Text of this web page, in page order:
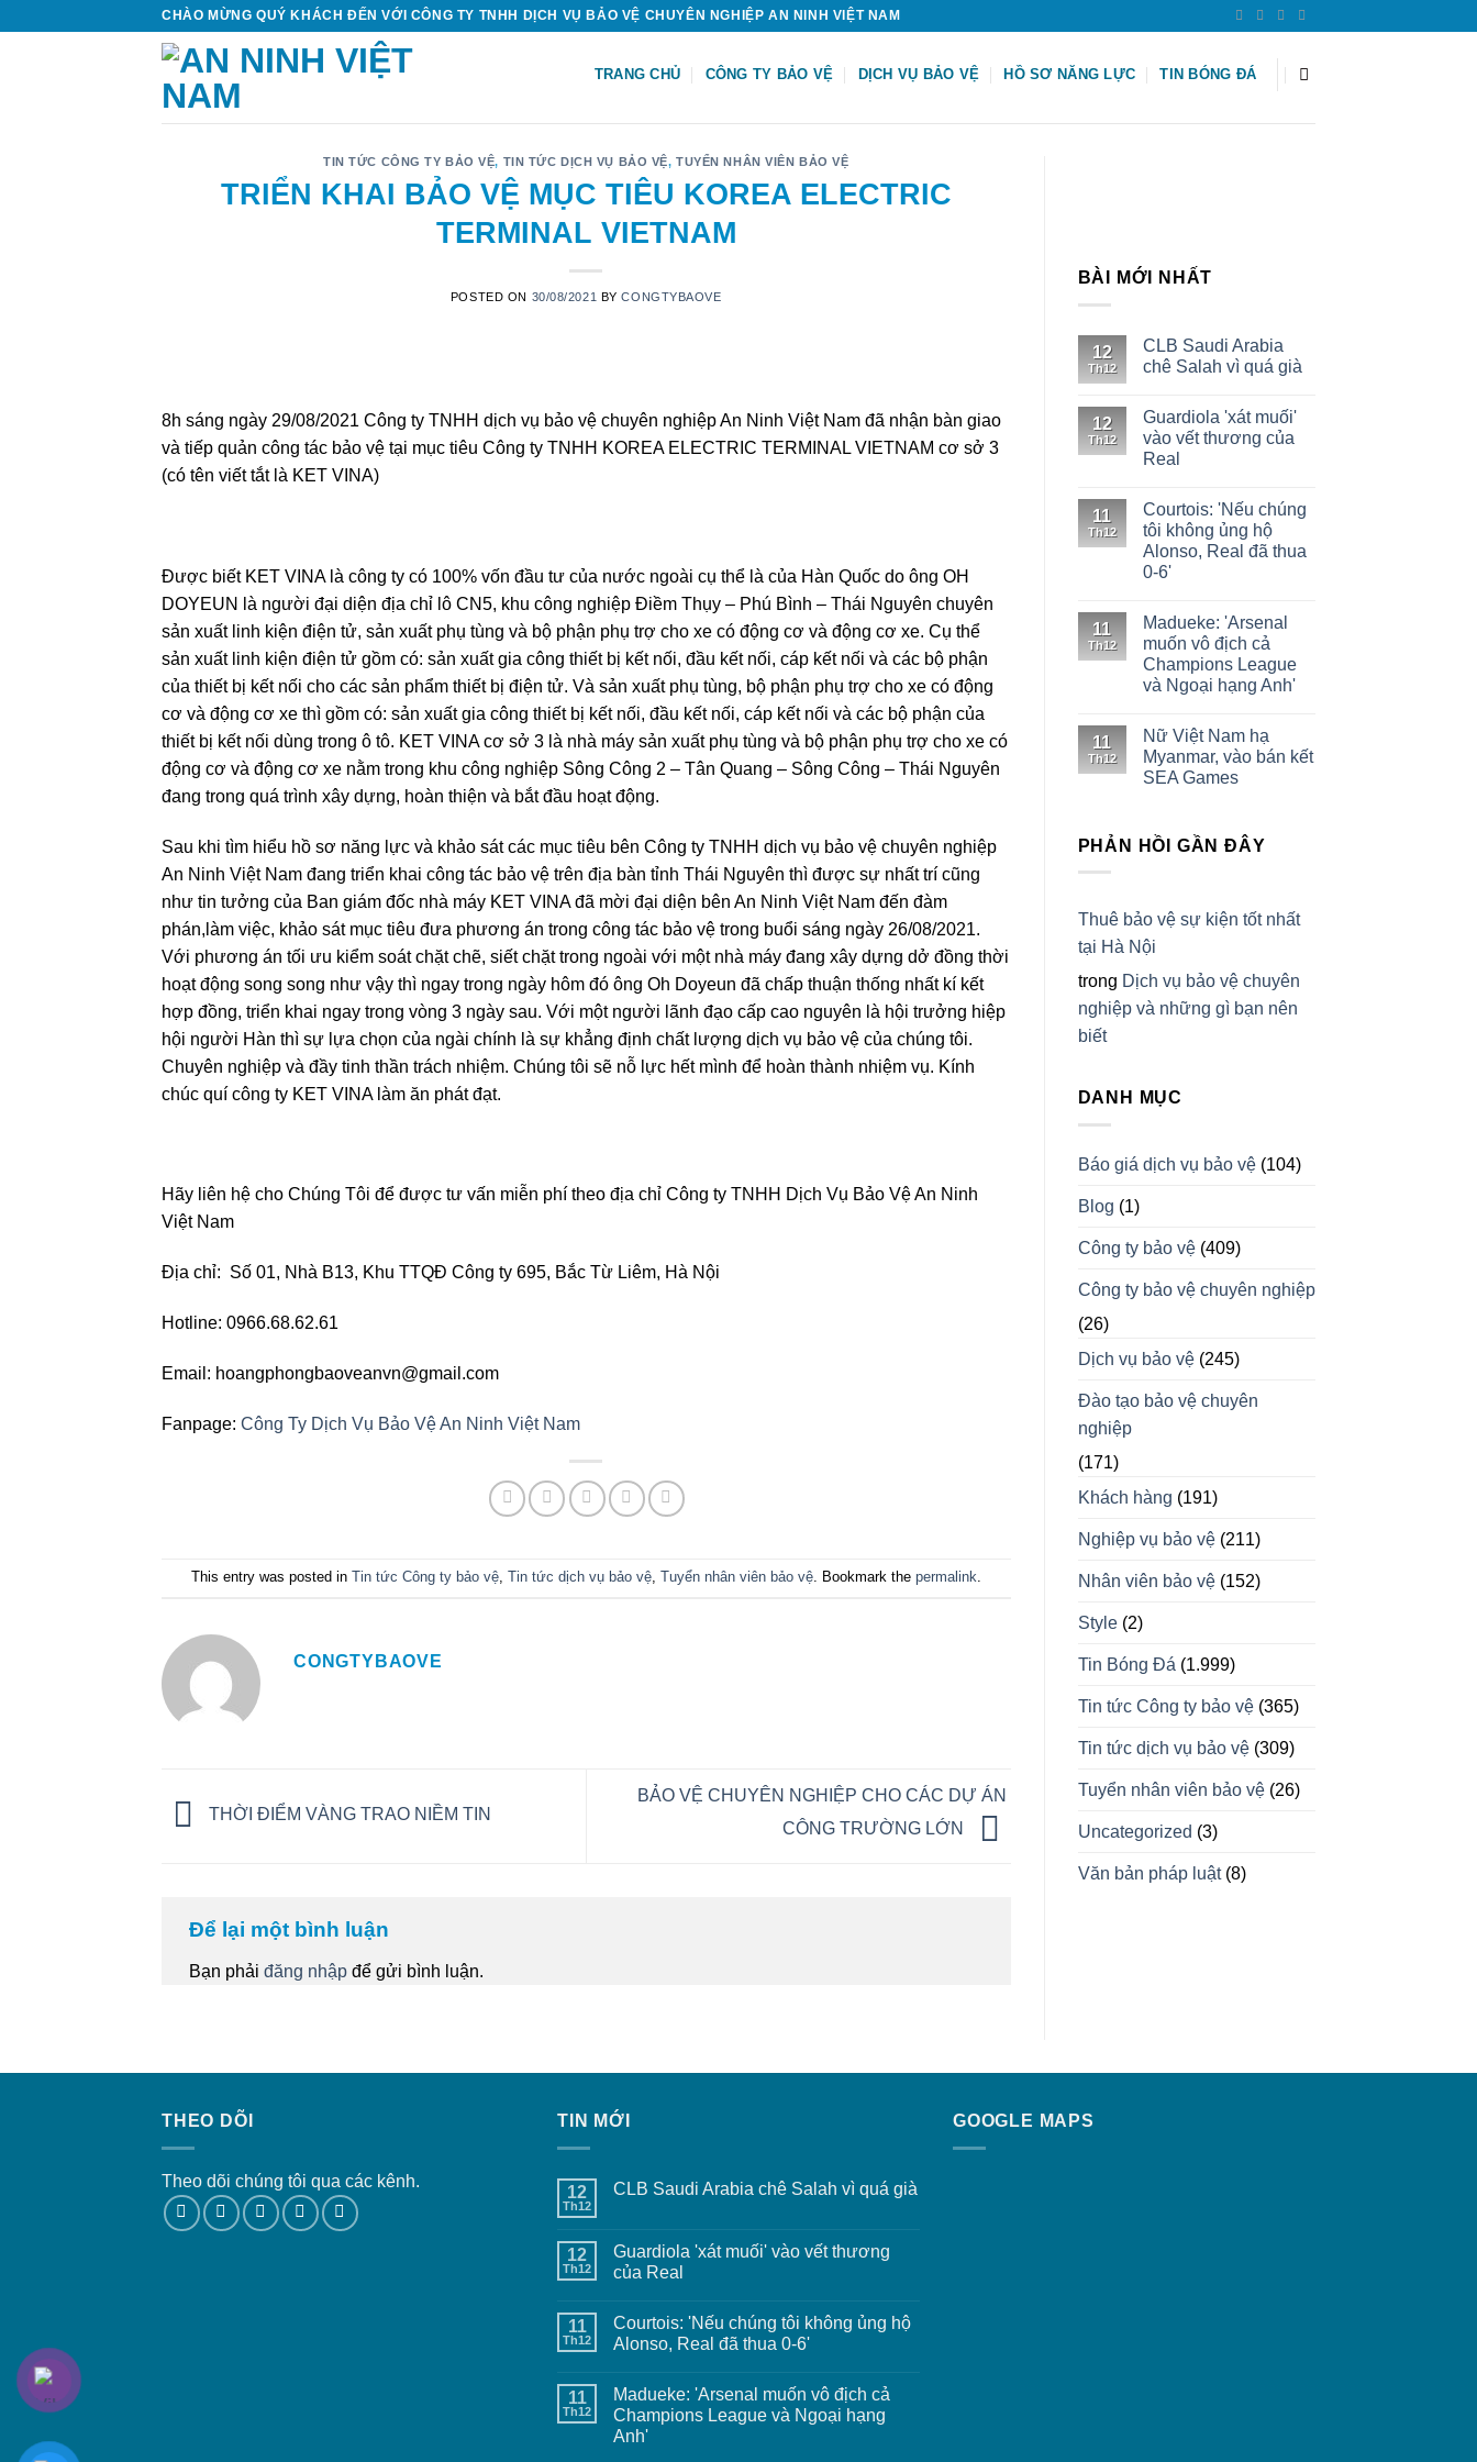
CHÀO MỪNG QUÝ KHÁCH ĐẾN VỚI CÔNG TY TNHH DỊCH VỤ BẢO VỆ CHUYÊN NGHIỆP AN NINH VIỆT NAM
TRANG CHỦ CÔNG TY BẢO VỆ DỊCH VỤ BẢO VỆ HỒ SƠ NĂNG LỰC TIN BÓNG ĐÁ
TIN TỨC CÔNG TY BẢO VỆ, TIN TỨC DỊCH VỤ BẢO VỆ,TUYỂN NHÂN VIÊN BẢO VỆ
TRIỂN KHAI BẢO VỆ MỤC TIÊU KOREA ELECTRIC
TERMINAL VIETNAM
POSTED ON 30/08/2021 BYCONGTYBAOVE
8h sáng ngày 29/08/2021 Công ty TNHH dịch vụ bảo vệ chuyên nghiệp An Ninh Việt Nam đã nhận bàn giao
và tiếp quản công tác bảo vệ tại mục tiêu Công ty TNHH KOREA ELECTRIC TERMINAL VIETNAM cơ sở 3
(có tên viết tắt là KET VINA)
Được biết KET VINA là công ty có 100% vốn đầu tư của nước ngoài cụ thể là của Hàn Quốc do ông OH
DOYEUN là người đại diện địa chỉ lô CN5, khu công nghiệp Điềm Thụy – Phú Bình – Thái Nguyên chuyên
sản xuất linh kiện điện tử, sản xuất phụ tùng và bộ phận phụ trợ cho xe có động cơ và động cơ xe. Cụ thể
sản xuất linh kiện điện tử gồm có: sản xuất gia công thiết bị kết nối, đầu kết nối, cáp kết nối và các bộ phận
của thiết bị kết nối cho các sản phẩm thiết bị điện tử. Và sản xuất phụ tùng, bộ phận phụ trợ cho xe có động
cơ và động cơ xe thì gồm có: sản xuất gia công thiết bị kết nối, đầu kết nối, cáp kết nối và các bộ phận của
thiết bị kết nối dùng trong ô tô. KET VINA cơ sở 3 là nhà máy sản xuất phụ tùng và bộ phận phụ trợ cho xe có
động cơ và động cơ xe nằm trong khu công nghiệp Sông Công 2 – Tân Quang – Sông Công – Thái Nguyên
đang trong quá trình xây dựng, hoàn thiện và bắt đầu hoạt động.
Sau khi tìm hiểu hồ sơ năng lực và khảo sát các mục tiêu bên Công ty TNHH dịch vụ bảo vệ chuyên nghiệp
An Ninh Việt Nam đang triển khai công tác bảo vệ trên địa bàn tỉnh Thái Nguyên thì được sự nhất trí cũng
như tin tưởng của Ban giám đốc nhà máy KET VINA đã mời đại diện bên An Ninh Việt Nam đến đàm
phán,làm việc, khảo sát mục tiêu đưa phương án trong công tác bảo vệ trong buổi sáng ngày 26/08/2021.
Với phương án tối ưu kiểm soát chặt chẽ, siết chặt trong ngoài với một nhà máy đang xây dựng dở đồng thời
hoạt động song song như vậy thì ngay trong ngày hôm đó ông Oh Doyeun đã chấp thuận thống nhất kí kết
hợp đồng, triển khai ngay trong vòng 3 ngày sau. Với một người lãnh đạo cấp cao nguyên là hội trưởng hiệp
hội người Hàn thì sự lựa chọn của ngài chính là sự khẳng định chất lượng dịch vụ bảo vệ của chúng tôi.
Chuyên nghiệp và đầy tinh thần trách nhiệm. Chúng tôi sẽ nỗ lực hết mình để hoàn thành nhiệm vụ. Kính
chúc quí công ty KET VINA làm ăn phát đạt.
Hãy liên hệ cho Chúng Tôi để được tư vấn miễn phí theo địa chỉ Công ty TNHH Dịch Vụ Bảo Vệ An Ninh
Việt Nam
Địa chỉ: Số 01, Nhà B13, Khu TTQĐ Công ty 695, Bắc Từ Liêm, Hà Nội
Hotline: 0966.68.62.61
Email: hoangphongbaoveanvn@gmail.com
Fanpage: Công Ty Dịch Vụ Bảo Vệ An Ninh Việt Nam
This entry was posted in Tin tức Công ty bảo vệ, Tin tức dịch vụ bảo vệ, Tuyển nhân viên bảo vệ. Bookmark the permalink
CONGTYBAOVE
THỜI ĐIỂM VÀNG TRAO NIỀM TIN
BẢO VỆ CHUYÊN NGHIỆP CHO CÁC DỰ ÁN
CÔNG TRƯỜNG LỚN
Để lại một bình luận
Bạn phải đăng nhập để gửi bình luận.
BÀI MỚI NHẤT
12
Th12
CLB Saudi Arabia
chê Salah vì quá già
12
Th12
Guardiola 'xát muối'
vào vết thương của
Real
11
Th12
Courtois: 'Nếu chúng
tôi không ủng hộ
Alonso, Real đã thua
0-6'
11
Th12
Madueke: 'Arsenal
muốn vô địch cả
Champions League
và Ngoại hạng Anh'
11
Th12
Nữ Việt Nam hạ
Myanmar, vào bán kết
SEA Games
PHẢN HỒI GẦN ĐÂY
Thuê bảo vệ sự kiện tốt nhất
tại Hà Nội
trong Dịch vụ bảo vệ chuyên
nghiệp và những gì bạn nên
biết
DANH MỤC
Báo giá dịch vụ bảo vệ(104)
Blog (1)
Công ty bảo vệ(409)
Công ty bảo vệ chuyên nghiệp
(26)
Dịch vụ bảo vệ(245)
Đào tạo bảo vệ chuyên
nghiệp
(171)
Khách hàng (191)
Nghiệp vụ bảo vệ(211)
Nhân viên bảo vệ(152)
Style(2)
Tin Bóng Đá (1.999)
Tin tức Công ty bảo vệ(365)
Tin tức dịch vụ bảo vệ(309)
Tuyển nhân viên bảo vệ(26)
Uncategorized (3)
Văn bản pháp luật(8)
THEO DÕI
Theo dõi chúng tôi qua các kênh.
TIN MỚI
12
Th12
CLB Saudi Arabia chê Salah vì quá già
12
Th12
Guardiola 'xát muối' vào vết thương
của Real
11
Th12
Courtois: 'Nếu chúng tôi không ủng hộ
Alonso, Real đã thua 0-6'
11
Th12
Madueke: 'Arsenal muốn vô địch cả
Champions League và Ngoại hạng
Anh'
GOOGLE MAPS